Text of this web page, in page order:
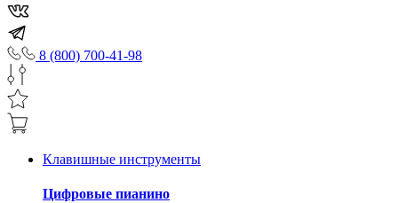
8 (800) 700-41-98
Клавишные инструменты
Цифровые пианино